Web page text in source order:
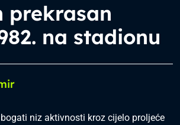
prekrasan
na stadionu
niz aktivnosti kroz cijelo proljeće